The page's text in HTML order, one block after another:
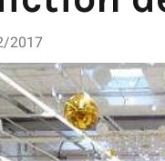
2017